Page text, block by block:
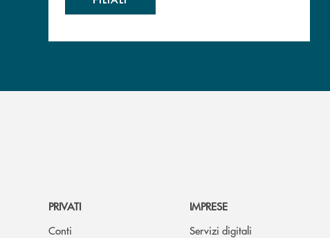
PRIVATI
Conti
IMPRESE
Servizi digitali